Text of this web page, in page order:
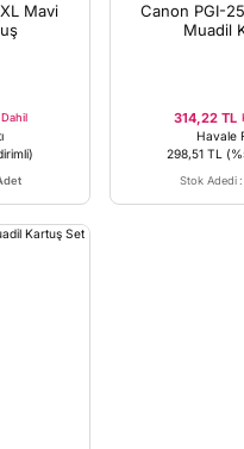
Mavi
Canon PGI-
Muadil
314,22 TL
Havale
298,51 TL
Stok Adedi :